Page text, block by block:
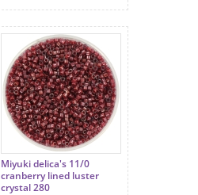
Miyuki delica's 11/0
cranberry lined luster
crystal 280